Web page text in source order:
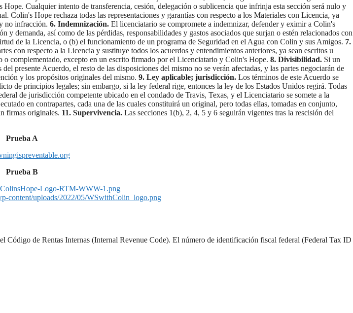
Cualquier intento de transferencia, cesión, delegación o sublicencia que infrinja esta sección será nulo y
Colin's Hope rechaza todas las representaciones y garantías con respecto a los Materiales con Licencia, ya
no infracción. 6. Indemnización. El licenciatario se compromete a indemnizar, defender y eximir a Colin's
demanda, así como de las pérdidas, responsabilidades y gastos asociados que surjan o estén relacionados con
de la Licencia, o (b) el funcionamiento de un programa de Seguridad en el Agua con Colin y sus Amigos. 7.
con respecto a la Licencia y sustituye todos los acuerdos y entendimientos anteriores, ya sean escritos u
complementado, excepto en un escrito firmado por el Licenciatario y Colin's Hope. 8. Divisibilidad. Si un
presente Acuerdo, el resto de las disposiciones del mismo no se verán afectadas, y las partes negociarán de
y los propósitos originales del mismo. 9. Ley aplicable; jurisdicción. Los términos de este Acuerdo se
de principios legales; sin embargo, si la ley federal rige, entonces la ley de los Estados Unidos regirá. Todas
de jurisdicción competente ubicado en el condado de Travis, Texas, y el Licenciatario se somete a la
en contrapartes, cada una de las cuales constituirá un original, pero todas ellas, tomadas en conjunto,
firmas originales. 11. Supervivencia. Las secciones 1(b), 2, 4, 5 y 6 seguirán vigentes tras la rescisión del
Prueba A
Prueba B
Logo-RTM-WWW-1.png
content/uploads/2022/05/WSwithColin_logo.png
Código de Rentas Internas (Internal Revenue Code). El número de identificación fiscal federal (Federal Tax ID